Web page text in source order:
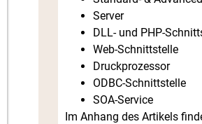
Server
DLL- und PHP-
Web-Schnittstelle
Druckprozessor
ODBC-Schnittstelle
SOA-Service
Im Anhang des Artikels